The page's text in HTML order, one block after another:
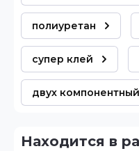
полиуретан
супер клей
двух компонентный
Находится в